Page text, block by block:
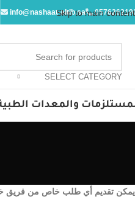
Skip to main content
info@nashaat-altib.sa
SELECT CATEGORY
والمعدات
يمكن تقديم أي طلب خاص من فريق